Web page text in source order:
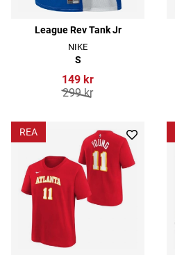
League Rev Tank Jr
NIKE
S
149 kr
299 kr
REA